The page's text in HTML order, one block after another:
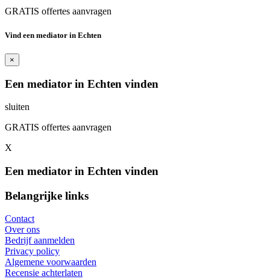
GRATIS offertes aanvragen
Vind een mediator in Echten
×
Een mediator in Echten vinden
sluiten
GRATIS offertes aanvragen
X
Een mediator in Echten vinden
Belangrijke links
Contact
Over ons
Bedrijf aanmelden
Privacy policy
Algemene voorwaarden
Recensie achterlaten